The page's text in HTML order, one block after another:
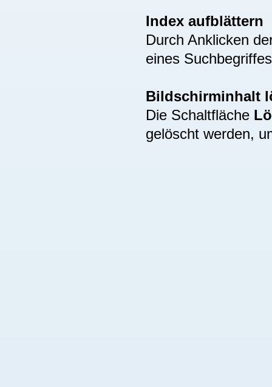
Index aufblättern
Durch Anklicken
eines
Bildschirminhalt
Die Schaltfläche
gelöscht werden,